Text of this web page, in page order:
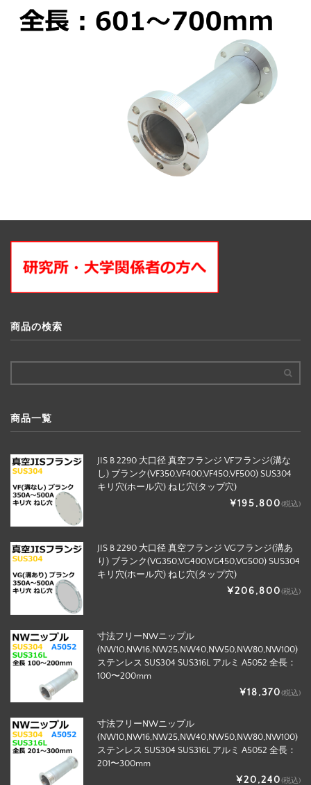
商品の検索
商品一覧
JIS B 2290 大口径 真空フランジ VFフランジ(溝な
し) ブランク(VF350,VF400,VF450,VF500) SUS304
キリ穴(ホール穴) ねじ穴(タップ穴)
¥195,800(税込)
JIS B 2290 大口径 真空フランジ VGフランジ(溝あ
り) ブランク(VG350,VG400,VG450,VG500) SUS304
キリ穴(ホール穴) ねじ穴(タップ穴)
¥206,800(税込)
寸法フリーNWニップル
(NW10,NW16,NW25,NW40,NW50,NW80,NW100)
ステンレス SUS304 SUS316L アルミ A5052 全長：
100〜200mm
¥18,370(税込)
寸法フリーNWニップル
(NW10,NW16,NW25,NW40,NW50,NW80,NW100)
ステンレス SUS304 SUS316L アルミ A5052 全長：
201〜300mm
¥20,240(税込)